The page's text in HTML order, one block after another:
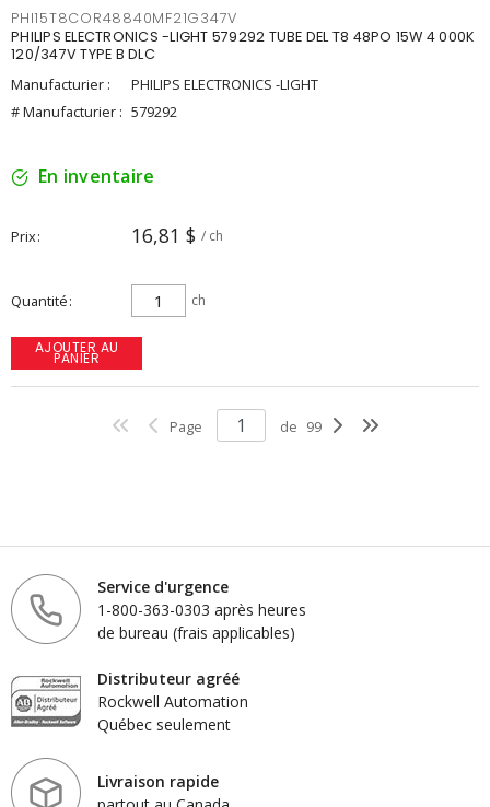
PHI15T8COR48840MF21G347V
PHILIPS ELECTRONICS -LIGHT 579292 TUBE DEL T8 48PO 15W 4 000K
120/347V TYPE B DLC
Manufacturier :
PHILIPS ELECTRONICS -LIGHT
# Manufacturier : 579292
En inventaire
Prix 16,81 $ / ch
Quantité ch
AJOUTER AU
PANIER
Page de 99
Service d'urgence
1-800-363-0303 après heures
de bureau (frais applicables)
Distributeur agréé
Rockwell Automation
Québec seulement
Livraison rapide